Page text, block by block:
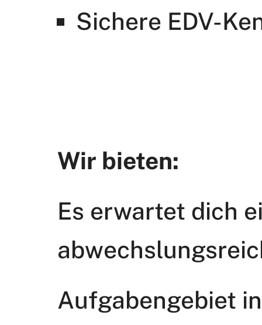
Sichere EDV-
Wir bieten:
Es erwartet dich
Aufgabengebiet